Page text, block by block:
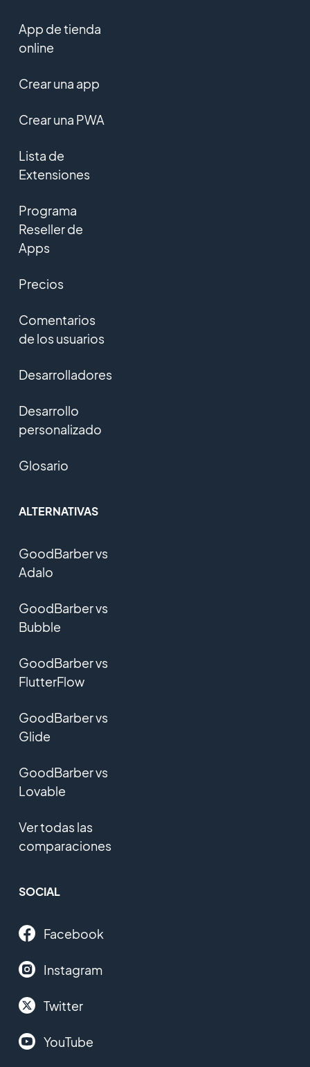
App de tienda
online
Crear una app
Crear una PWA
Lista de
Extensiones
Programa
Reseller de
Apps
Precios
Comentarios
de los usuarios
Desarrolladores
Desarrollo
personalizado
Glosario
ALTERNATIVAS
GoodBarber vs
Adalo
GoodBarber vs
Bubble
GoodBarber vs
FlutterFlow
GoodBarber vs
Glide
GoodBarber vs
Lovable
Ver todas las
comparaciones
SOCIAL
Facebook
Instagram
Twitter
YouTube